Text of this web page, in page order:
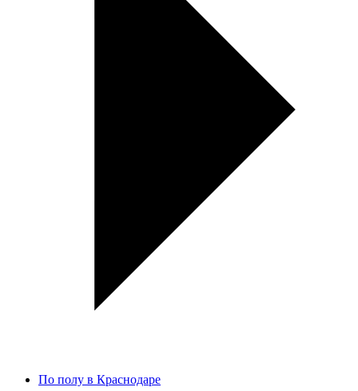
По полу в Краснодаре